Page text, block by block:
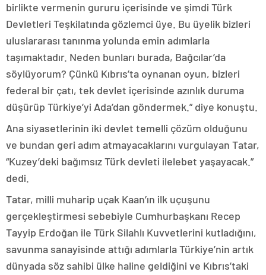
birlikte vermenin gururu içerisinde ve şimdi Türk
Devletleri Teşkilatında gözlemci üye. Bu üyelik bizleri
uluslararası tanınma yolunda emin adımlarla
taşımaktadır. Neden bunları burada, Bağcılar’da
söylüyorum? Çünkü Kıbrıs’ta oynanan oyun, bizleri
federal bir çatı, tek devlet içerisinde azınlık duruma
düşürüp Türkiye’yi Ada’dan göndermek.” diye konuştu.
Ana siyasetlerinin iki devlet temelli çözüm olduğunu
ve bundan geri adım atmayacaklarını vurgulayan Tatar,
“Kuzey’deki bağımsız Türk devleti ilelebet yaşayacak.”
dedi.
Tatar, milli muharip uçak Kaan’ın ilk uçuşunu
gerçekleştirmesi sebebiyle Cumhurbaşkanı Recep
Tayyip Erdoğan ile Türk Silahlı Kuvvetlerini kutladığını,
savunma sanayisinde attığı adımlarla Türkiye’nin artık
dünyada söz sahibi ülke haline geldiğini ve Kıbrıs’taki